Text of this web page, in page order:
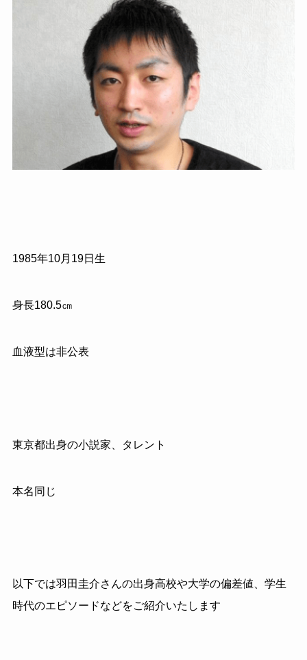
1985年10月 19日生
身長180.5㎝
血液型は非公表
東京都出身の小説家、タレント
本名同じ
以下では羽田圭介さんの出身高校や大学の偏差値、学生
時代のエピソードなどをご紹介いたします